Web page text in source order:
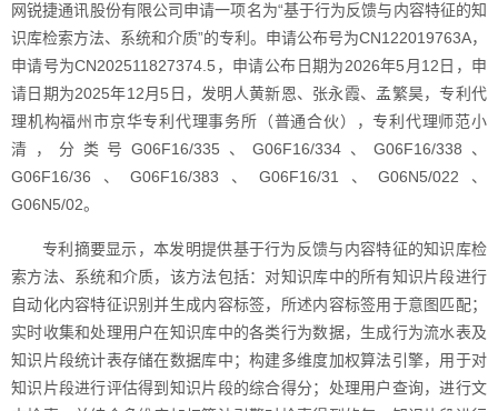
网锐捷通讯股份有限公司申请一项名为“基于行为反馈与内容特征的知
识库检索方法、系统和介质”的专利。申请公布号为CN122019763A，
申请号为CN202511827374.5，申请公布日期为2026年5月12日，申
请日期为2025年12月5日，发明人黄新恩、张永霞、孟繁昊，专利代
理机构福州市京华专利代理事务所（普通合伙），专利代理师范小
清，分类号G06F16/335、G06F16/334、G06F16/338、
G06F16/36、G06F16/383、G06F16/31、G06N5/022、
G06N5/02。
专利摘要显示，本发明提供基于行为反馈与内容特征的知识库检
索方法、系统和介质，该方法包括：对知识库中的所有知识片段进行
自动化内容特征识别并生成内容标签，所述内容标签用于意图匹配；
实时收集和处理用户在知识库中的各类行为数据，生成行为流水表及
知识片段统计表存储在数据库中；构建多维度加权算法引擎，用于对
知识片段进行评估得到知识片段的综合得分；处理用户查询，进行文